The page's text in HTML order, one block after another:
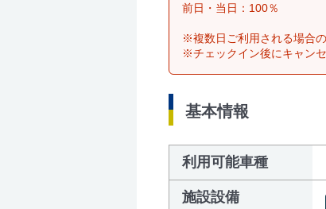
前日・当日：100％
※複数日ご利用される場合
※チェックイン後にキャン
基本情報
利用可能車種
施設設備